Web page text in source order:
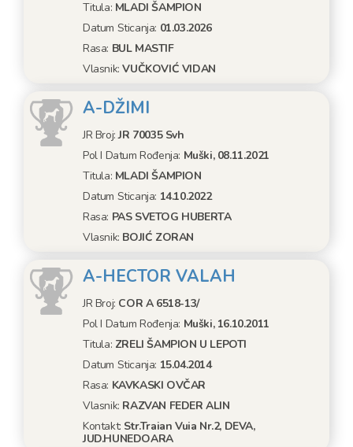
Titula: MLADI ŠAMPION
Datum Sticanja: 01.03.2026
Rasa: BUL MASTIF
Vlasnik:VUČKOVIĆ VIDAN
A-DŽIMI
JR Broj:JR 70035 Svh
Pol I Datum Rođenja: Muški, 08.11.2021
Titula: MLADI ŠAMPION
Datum Sticanja: 14.10.2022
Rasa: PAS SVETOG HUBERTA
Vlasnik: BOJIĆ ZORAN
A-HECTOR VALAH
JR Broj: COR A 6518-13/
Pol I Datum Rođenja: Muški, 16.10.2011
Titula: ZRELI ŠAMPION U LEPOTI
Datum Sticanja: 15.04.2014
Rasa: KAVKASKI OVČAR
Vlasnik: RAZVAN FEDER ALIN
Kontakt: Str.Traian Vuia Nr.2, DEVA,
JUD.HUNEDOARA